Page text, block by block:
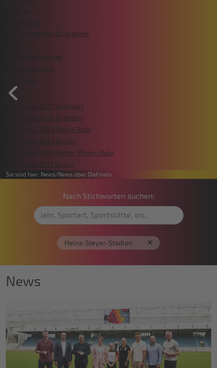
TV Sendezeiten & Streams
Verkehrshinweise
Länderwertung
Die Finals 2027 Stuttgart
Die Finals 2025 Dresden
Die Finals 2023 Rhein-Ruhr
Die Finals 2022 Berlin
Die Finals 2021 Berlin | Rhein-Ruhr
Die Finals 2019 Berlin
Sie sind hier: News News über DieFinals
Nach Stichworten suchen:
Heinz-Steyer-Stadion
News